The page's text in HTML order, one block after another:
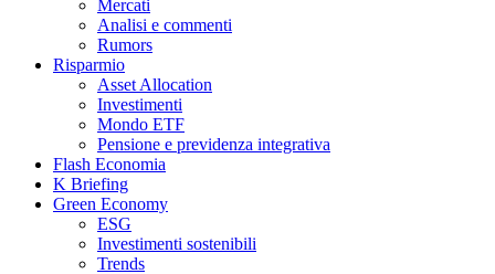
Mercati
Analisi e commenti
Rumors
Risparmio
Asset Allocation
Investimenti
Mondo ETF
Pensione e previdenza integrativa
Flash Economia
K Briefing
Green Economy
ESG
Investimenti sostenibili
Trends